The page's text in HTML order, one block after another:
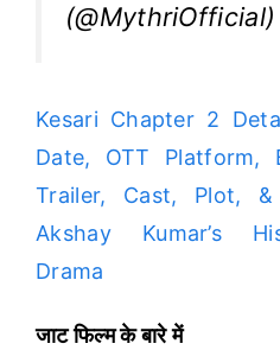
Kesari Chapter 2
Date, OTT Platform,
Trailer, Cast, Plot,
Akshay Kumar’s
Drama
जाट फिल्म के बारे में